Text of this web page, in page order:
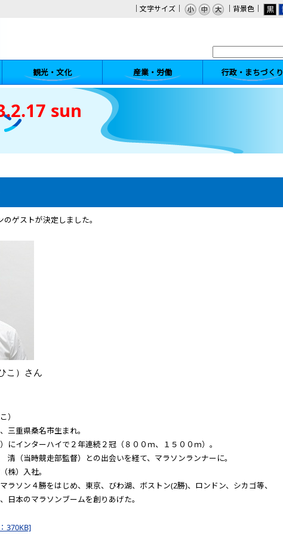
｜文字サイズ｜ ｜背景色｜
観光・文化 産業・労働 行政・まちづくり
sun
ゲストが決定しました。
こ）さん
）
重県桑名市生まれ。
にインターハイで２年連続２冠（８００ｍ、１５００ｍ）。
（当時競走部監督）との出会いを経て、マラソンランナーに。
株）入社。
ラソン４勝をはじめ、東京、びわ湖、ボストン(2勝)、ロンドン、シカゴ等、
日本のマラソンブームを創りあげた。
370KB]